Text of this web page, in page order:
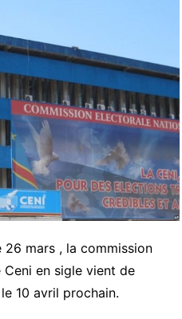
mars , la commission
en sigle vient de
10 avril prochain.